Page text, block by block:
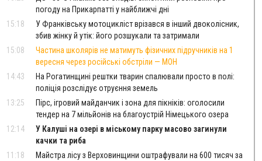
погоду на Прикарпатті у найближчі дні
15:18
У Франківську мотоцикліст врізався в інший двоколісник,
збив жінку й утік: його розшукали та затримали
15:08
Частина школярів не матимуть фізичних підручників на 1
вересня через російські обстріли — МОН
14:43
На Рогатинщині рештки тварин спалювали просто в полі:
поліція розслідує отруєння земель
13:25
Пірс, ігровий майданчик і зона для пікніків: оголосили
тендер на 7 мільйонів на благоустрій Німецького озера
12:14
У Калуші на озері в міському парку масово загинули
качки та риба
11:18
Майстра лісу з Верховинщини оштрафували на 600 тисяч за